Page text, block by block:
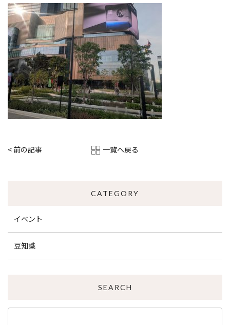
< 前の記事 一覧へ戻る
CATEGORY
イベント
豆知識
SEARCH